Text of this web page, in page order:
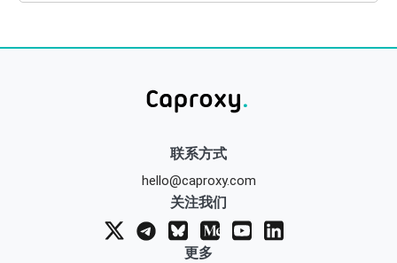
联系方式
hello@caproxy.com
关注我们
更多